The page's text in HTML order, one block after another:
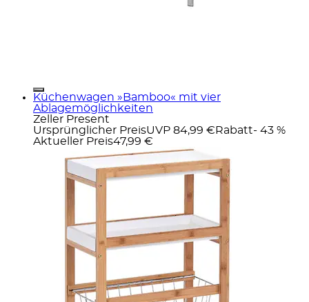
Küchenwagen »Bamboo« mit vier
Ablagemöglichkeiten
Zeller Present
Ursprünglicher PreisUVP 84,99 € Rabatt- 43 %
Aktueller Preis47,99 €